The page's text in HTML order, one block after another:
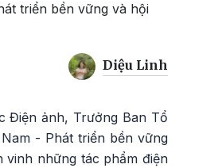
triển bền vững và hội
Diệu Linh
Điện ảnh, Trưởng Ban Tổ
- Phát triển bền vững
vinh những tác phẩm điện